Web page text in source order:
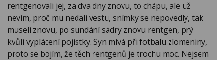
rentgenovali jej, za dva dny znovu, to chápu, ale už
nevím, proč mu nedali vestu, snímky se nepovedly, tak
museli znovu, po sundání sádry znovu rentgen, prý
kvůli vyplácení pojistky. Syn mívá při fotbalu zlomeniny,
proto se bojím, že těch rentgenů je trochu moc. Nejsem